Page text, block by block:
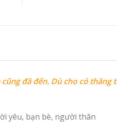
đã đến. Dù cho có thăng
yêu, bạn bè, người thân